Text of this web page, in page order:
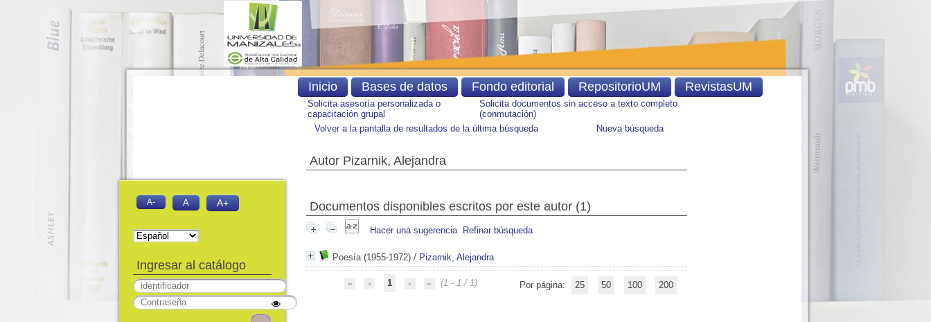
Solicita asesoría personalizada o
capacitación grupal
Solicita documentos sin acceso a texto completo
(conmutación)
Volver a la pantalla de resultados de la última búsqueda
Nueva búsqueda
Autor Pizarnik, Alejandra
Documentos disponibles escritos por este autor (1)
Hacer una sugerencia Refinar búsqueda
Poesía (1955-1972) / Pizarnik, Alejandra
1 (1 - 1 / 1) Por página: 25 50 100 200
Inicio Bases de datos Fondo editorial RepositorioUM RevistasUM
A- A A+
Ingresar al catálogo